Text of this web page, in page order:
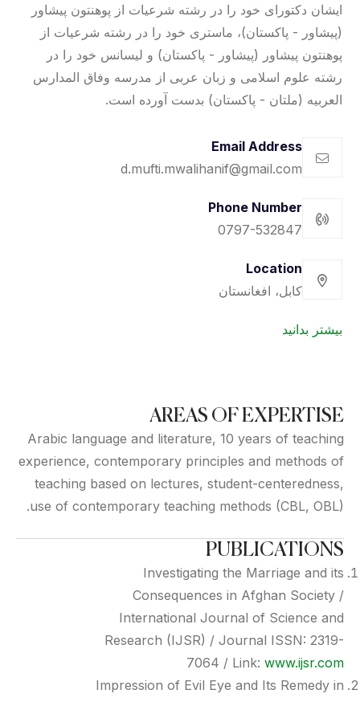
ایشان دکتورای خود را در رشته شرعیات از پوهنتون پیشاور
(پیشاور - پاکستان)، ماستری خود را در رشته شرعیات از
پوهنتون پیشاور (پیشاور - پاکستان) و لیسانس خود را در
رشته علوم اسلامی و زبان عربی از مدرسه وفاق المدارس
العربیه (ملتان - پاکستان) بدست آورده است.
Email Address
d.mufti.mwalihanif@gmail.com
Phone Number
0797-532847
Location
کابل، افغانستان
بیشتر بدانید
AREAS OF EXPERTISE
Arabic language and literature, 10 years of teaching
experience, contemporary principles and methods of
teaching based on lectures, student-centeredness,
use of contemporary teaching methods (CBL, OBL).
PUBLICATIONS
Investigating the Marriage and its
Consequences in Afghan Society /
International Journal of Science and
Research (IJSR) / Journal ISSN: 2319-
7064 / Link: www.ijsr.com
Impression of Evil Eye and Its Remedy in